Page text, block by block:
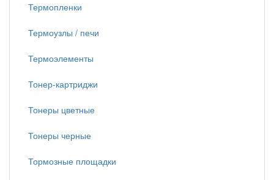
Термопленки
Термоузлы / печи
Термоэлементы
Тонер-картриджи
Тонеры цветные
Тонеры черные
Тормозные площадки